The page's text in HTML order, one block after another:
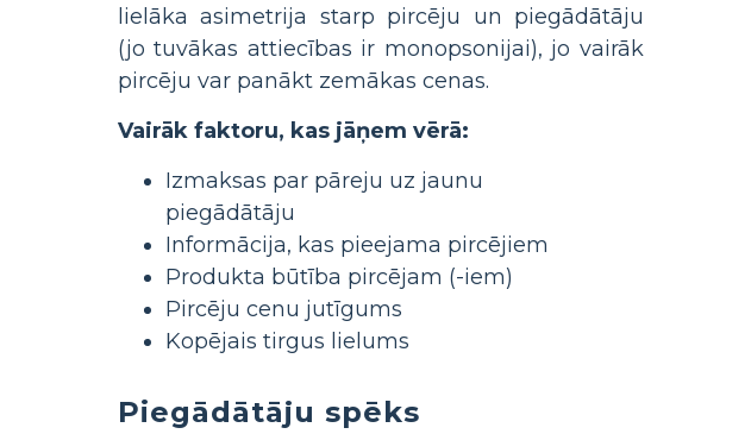
lielāka asimetrija starp pircēju un piegādātāju
(jo tuvākas attiecības ir monopsonijai), jo vairāk
pircēju var panākt zemākas cenas.
Vairāk faktoru, kas jāņem vērā:
Izmaksas par pāreju uz jaunu
piegādātāju
Informācija, kas pieejama pircējiem
Produkta būtība pircējam (-iem)
Pircēju cenu jutīgums
Kopējais tirgus lielums
Piegādātāju spēks